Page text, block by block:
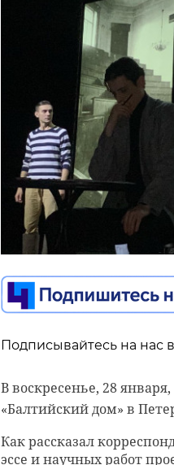
Подписывайтесь на нас в
В воскресенье, 28
«Балтийский дом» в
Как рассказал
эссе и научных работ
Подписывайтесь на нас в
Самозанятые мастера,
могут получить
/ 0:00
47channel
Зимний
жизни»
озере
28 января 2024, 14:24